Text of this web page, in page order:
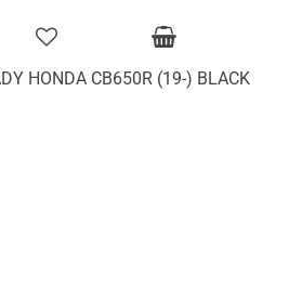
HONDA CB650R (19-) BLACK